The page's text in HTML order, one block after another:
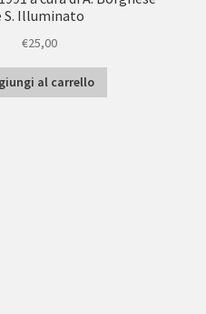
S. Illuminato
€25,00
al carrello